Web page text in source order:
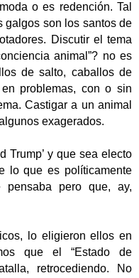
o es redención. Tal
son los santos de
Discutir el tema
animal”? no es
de salto, caballos de
problemas, con o sin
Castigar a un animal
exagerados.
Trump’ y que sea electo
lo que es políticamente
pero que, ay,
lo eligieron ellos en
que el “Estado de
retrocediendo. No